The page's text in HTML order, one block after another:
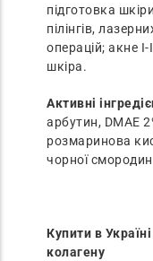
підготовка
пілінгів,
операцій; акне
шкіра.
Активні
арбутин, DMAE
розмаринова
чорної
Купити в
колагену